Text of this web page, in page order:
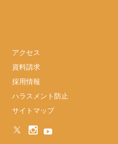
アクセス
資料請求
採用情報
ハラスメント防止
サイトマップ